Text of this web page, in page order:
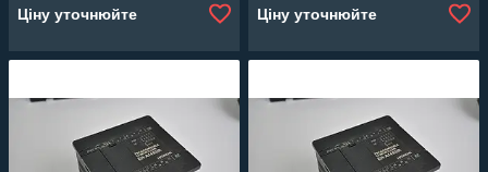
Ціну уточнюйте Ціну уточнюйте